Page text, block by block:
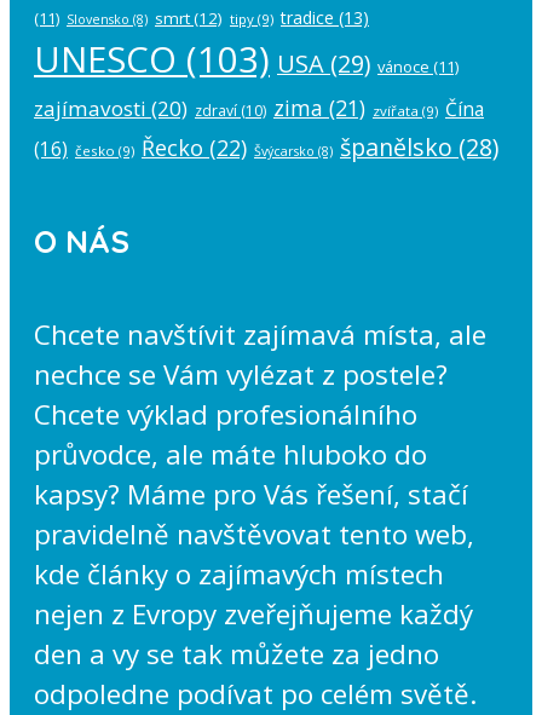
(11) Slovensko (8) smrt(12) tipy (9) tradice (13)
UNESCO (103) USA (29) vánoce (11)
zajímavosti (20) zdraví (10) zima (21) zvířata (9) Čína
(16) česko (9) Řecko (22) Švýcarsko (8) španělsko (28)
O NÁS
Chcete navštívit zajímavá místa, ale
nechce se Vám vylézat z postele?
Chcete výklad profesionálního
průvodce, ale máte hluboko do
kapsy? Máme pro Vás řešení, stačí
pravidelně navštěvovat tento web,
kde články o zajímavých místech
nejen z Evropy zveřejňujeme každý
den a vy se tak můžete za jedno
odpoledne podívat po celém světě.